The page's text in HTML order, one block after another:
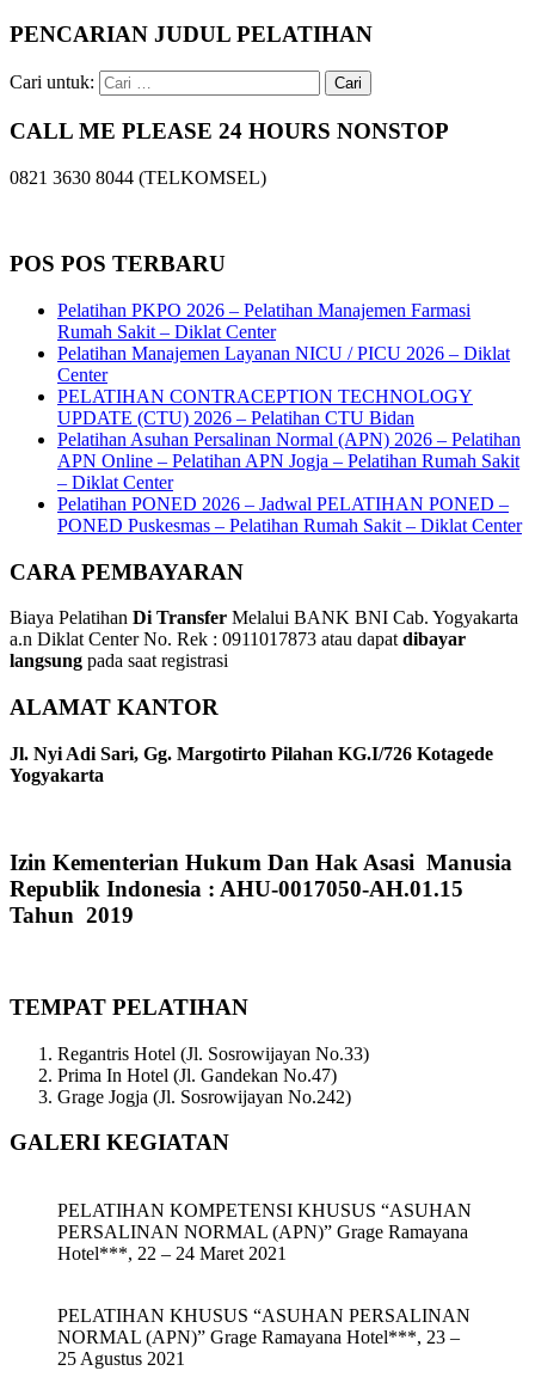
PENCARIAN JUDUL PELATIHAN
Cari untuk:
CALL ME PLEASE 24 HOURS NONSTOP
0821 3630 8044 (TELKOMSEL)
POS POS TERBARU
Pelatihan PKPO 2026 – Pelatihan Manajemen Farmasi
Rumah Sakit – Diklat Center
Pelatihan Manajemen Layanan NICU / PICU 2026 – Diklat
Center
PELATIHAN CONTRACEPTION TECHNOLOGY
UPDATE (CTU) 2026 – Pelatihan CTU Bidan
Pelatihan Asuhan Persalinan Normal (APN) 2026 – Pelatihan
APN Online – Pelatihan APN Jogja – Pelatihan Rumah Sakit
– Diklat Center
Pelatihan PONED 2026 – Jadwal PELATIHAN PONED –
PONED Puskesmas – Pelatihan Rumah Sakit – Diklat Center
CARA PEMBAYARAN
Biaya Pelatihan Di Transfer Melalui BANK BNI Cab. Yogyakarta
a.n Diklat Center No. Rek : 0911017873 atau dapatdibayar
langsung pada saat registrasi
ALAMAT KANTOR
Jl. Nyi Adi Sari, Gg. Margotirto Pilahan KG.I/726 Kotagede
Yogyakarta
Izin Kementerian Hukum Dan Hak Asasi Manusia
Republik Indonesia : AHU-0017050-AH.01.15
Tahun 2019
TEMPAT PELATIHAN
Regantris Hotel (Jl. Sosrowijayan No.33)
Prima In Hotel (Jl. Gandekan No.47)
Grage Jogja (Jl. Sosrowijayan No.242)
GALERI KEGIATAN
PELATIHAN KOMPETENSI KHUSUS “ASUHAN
PERSALINAN NORMAL (APN)” Grage Ramayana
Hotel***, 22 – 24 Maret 2021
PELATIHAN KHUSUS “ASUHAN PERSALINAN
NORMAL (APN)” Grage Ramayana Hotel***, 23 –
25 Agustus 2021